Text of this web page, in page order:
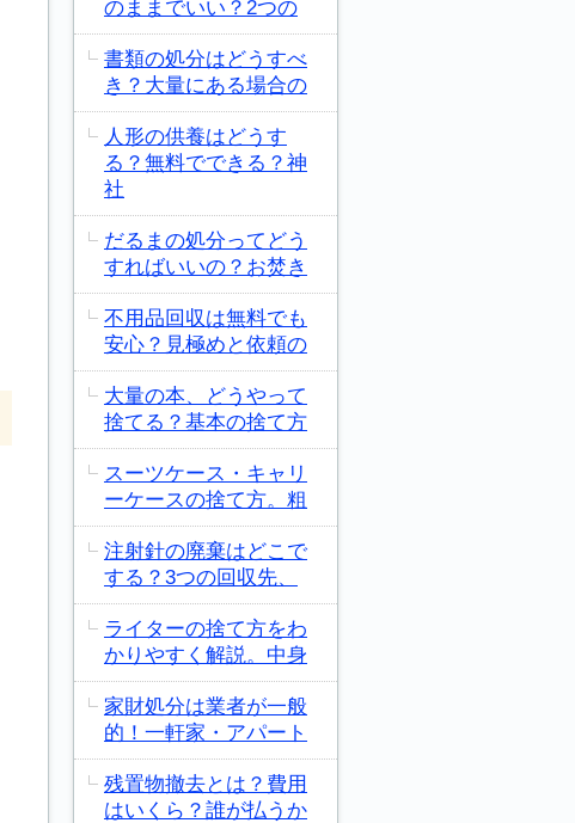
のままでいい？2つの
書類の処分はどうすべ
き？大量にある場合の
人形の供養はどうす
る？無料でできる？神
社
だるまの処分ってどう
すればいいの？お焚き
不用品回収は無料でも
安心？見極めと依頼の
大量の本、どうやって
捨てる？基本の捨て方
スーツケース・キャリ
ーケースの捨て方。粗
注射針の廃棄はどこで
する？3つの回収先、
ライターの捨て方をわ
かりやすく解説。中身
家財処分は業者が一般
的！一軒家・アパート
残置物撤去とは？費用
はいくら？誰が払うか